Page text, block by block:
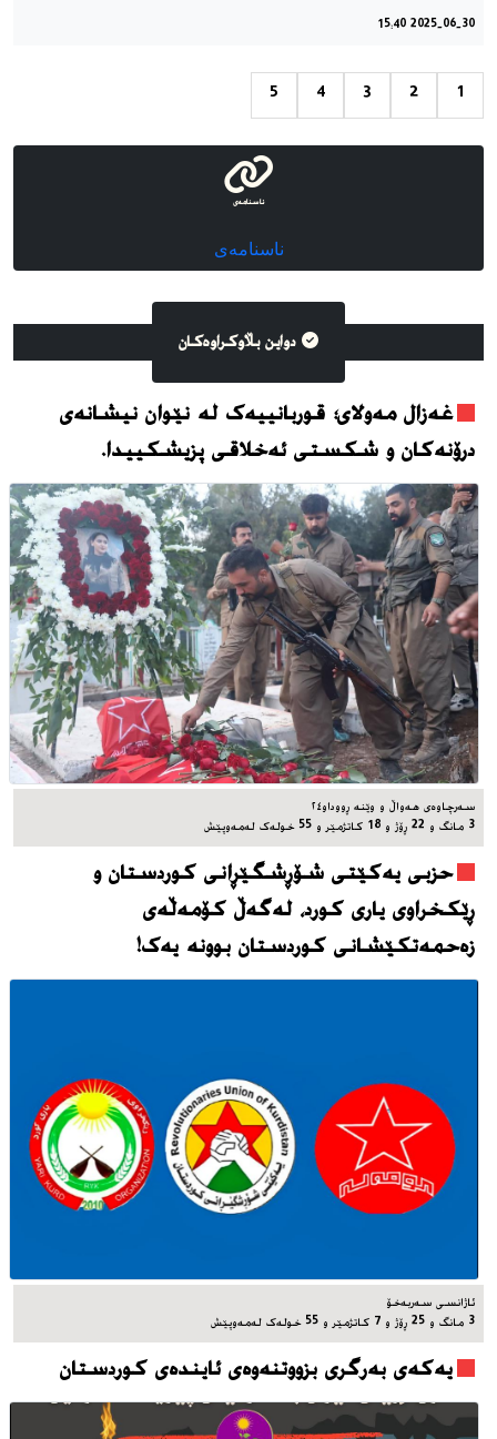
2025-06-30 15:40
1
2
3
4
5
ناسنامەی
ناسنامەی
دواین بڵاوکراوه‌کان
غەزال مەولای؛ قوربانییەک لە نێوان نیشانەی
درۆنەکان و شکستی ئەخلاقی پزیشکییدا.
سه‌رچاوه‌ی هه‌واڵ و وێنه‌ ڕووداو٢٤
3 مانگ و 22 ڕۆژ و 18 کاتژمێر و 55 خوله‌ک له‌مه‌وپێش‌
حزبی یەکێتی شۆڕشگێڕانی کوردستان و
ڕێکخراوی یاری کورد، له‌گه‌ڵ کۆمەڵەی
زەحمەتکێشانی کوردستان بوونه‌ یه‌ک!
ئاژانسی سه‌ربه‌خۆ
3 مانگ و 25 ڕۆژ و 7 کاتژمێر و 55 خوله‌ک له‌مه‌وپێش‌
یه‌که‌ی به‌رگری بزووتنه‌وه‌ی ئاینده‌ی کوردستان